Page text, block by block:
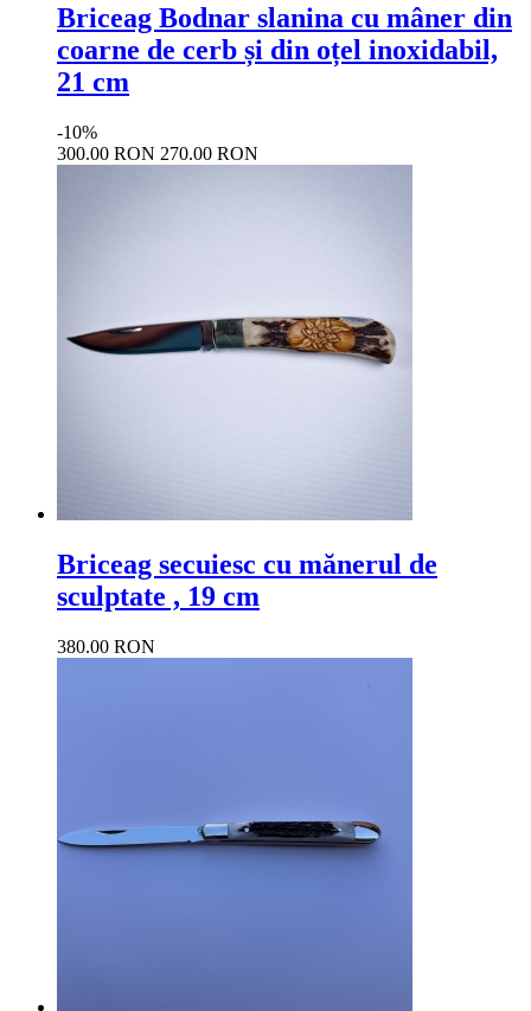
Briceag Bodnar slanina cu mâner din
coarne de cerb și din oțel inoxidabil,
21 cm
-10%
300.00 RON 270.00 RON
Briceag secuiesc cu mănerul de
sculptate , 19 cm
380.00 RON